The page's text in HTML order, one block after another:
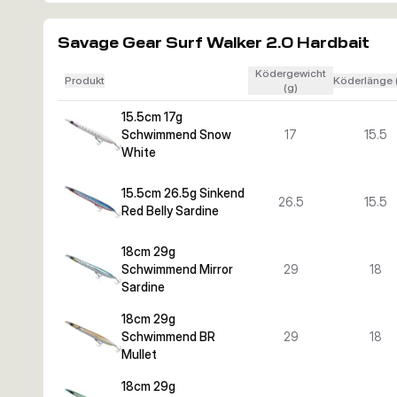
Savage Gear Surf Walker 2.0 Hardbait
Produkt
Ködergewicht
(g)
Köderlänge
15.5cm 17g
Schwimmend Snow
White
17 15.5
15.5cm 26.5g Sinkend
Red Belly Sardine
26.5 15.5
18cm 29g
Schwimmend Mirror
Sardine
29 18
18cm 29g
Schwimmend BR
Mullet
29 18
18cm 29g